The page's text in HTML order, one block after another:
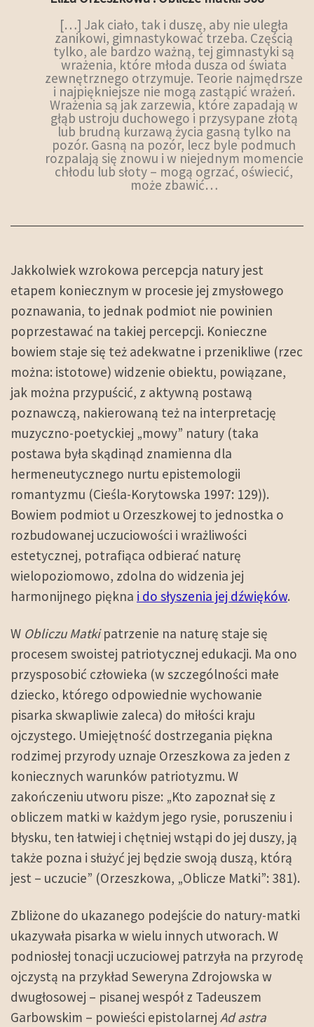
[…] Jak ciało, tak i duszę, aby nie uległa
zanikowi, gimnastykować trzeba. Częścią
tylko, ale bardzo ważną, tej gimnastyki są
wrażenia, które młoda dusza od świata
zewnętrznego otrzymuje. Teorie najmędrsze
i najpiękniejsze nie mogą zastąpić wrażeń.
Wrażenia są jak zarzewia, które zapadają w
głąb ustroju duchowego i przysypane złotą
lub brudną kurzawą życia gasną tylko na
pozór. Gasną na pozór, lecz byle podmuch
rozpalają się znowu i w niejednym momencie
chłodu lub słoty – mogą ogrzać, oświecić,
może zbawić…
Jakkolwiek wzrokowa percepcja natury jest
etapem koniecznym w procesie jej zmysłowego
poznawania, to jednak podmiot nie powinien
poprzestawać na takiej percepcji. Konieczne
bowiem staje się też adekwatne i przenikliwe (rzec
można: istotowe) widzenie obiektu, powiązane,
jak można przypuścić, z aktywną postawą
poznawczą, nakierowaną też na interpretację
muzyczno-poetyckiej „mowy” natury (taka
postawa była skądinąd znamienna dla
hermeneutycznego nurtu epistemologii
romantyzmu (Cieśla-Korytowska 1997: 129)).
Bowiem podmiot u Orzeszkowej to jednostka o
rozbudowanej uczuciowości i wrażliwości
estetycznej, potrafiąca odbierać naturę
wielopoziomowo, zdolna do widzenia jej
harmonijnego piękna i do słyszenia jej dźwięków.
W Obliczu Matkipatrzenie na naturę staje się
procesem swoistej patriotycznej edukacji. Ma ono
przysposobić człowieka (w szczególności małe
dziecko, którego odpowiednie wychowanie
pisarka skwapliwie zaleca) do miłości kraju
ojczystego. Umiejętność dostrzegania piękna
rodzimej przyrody uznaje Orzeszkowa za jeden z
koniecznych warunków patriotyzmu. W
zakończeniu utworu pisze: „Kto zapoznał się z
obliczem matki w każdym jego rysie, poruszeniu i
błysku, ten łatwiej i chętniej wstąpi do jej duszy, ją
także pozna i służyć jej będzie swoją duszą, którą
jest – uczucie” (Orzeszkowa, „Oblicze Matki”: 381).
Zbliżone do ukazanego podejście do natury-matki
ukazywała pisarka w wielu innych utworach. W
podniosłej tonacji uczuciowej patrzyła na przyrodę
ojczystą na przykład Seweryna Zdrojowska w
dwugłosowej – pisanej wespół z Tadeuszem
Garbowskim – powieści epistolarnej Ad astra